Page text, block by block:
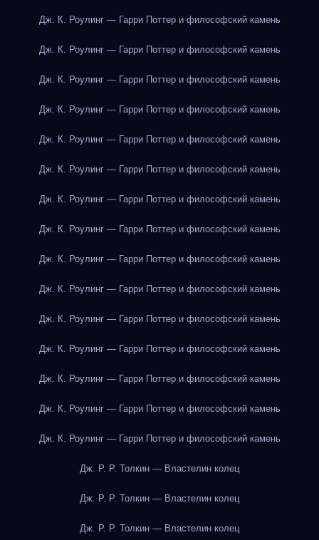
Дж. К. Роулинг — Гарри Поттер и философский камень
Дж. К. Роулинг — Гарри Поттер и философский камень
Дж. К. Роулинг — Гарри Поттер и философский камень
Дж. К. Роулинг — Гарри Поттер и философский камень
Дж. К. Роулинг — Гарри Поттер и философский камень
Дж. К. Роулинг — Гарри Поттер и философский камень
Дж. К. Роулинг — Гарри Поттер и философский камень
Дж. К. Роулинг — Гарри Поттер и философский камень
Дж. К. Роулинг — Гарри Поттер и философский камень
Дж. К. Роулинг — Гарри Поттер и философский камень
Дж. К. Роулинг — Гарри Поттер и философский камень
Дж. К. Роулинг — Гарри Поттер и философский камень
Дж. К. Роулинг — Гарри Поттер и философский камень
Дж. К. Роулинг — Гарри Поттер и философский камень
Дж. К. Роулинг — Гарри Поттер и философский камень
Дж. Р. Р. Толкин — Властелин колец
Дж. Р. Р. Толкин — Властелин колец
Дж. Р. Р. Толкин — Властелин колец